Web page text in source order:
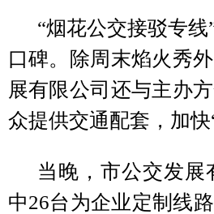
“烟花公交接驳专
口碑。除周末焰火秀
展有限公司还与主办
众提供交通配套，加
当晚，市公交发展
中26台为企业定制线